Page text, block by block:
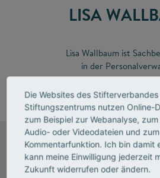
LISA
Lisa Wallbaum ist
in der
E-Mail senden
Zentrale
Baedekerstraße 1
Die Websites des
Stiftungszentrums nutzen Online-
zum Beispiel zur Webanalyse,
Audio- oder Videodateien und
Kommentarfunktion. Ich bin damit
kann meine Einwilligung jederzeit
Zukunft widerrufen oder ändern.